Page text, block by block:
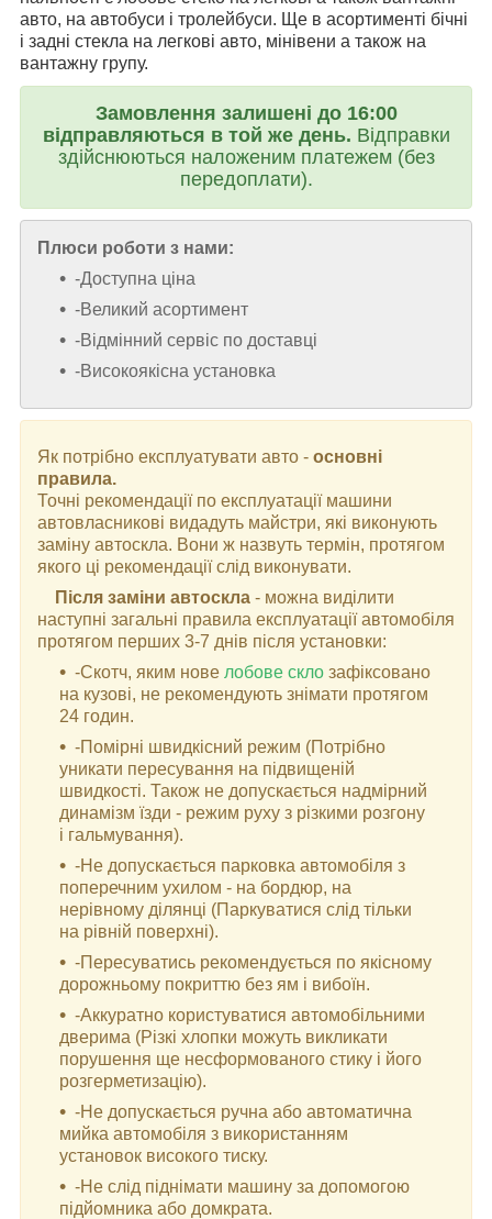
авто, на автобуси і тролейбуси. Ще в асортименті бічні
і задні стекла на легкові авто, мінівени а також на
вантажну групу.
Замовлення залишені до 16:00
відправляються в той же день. Відправки
здійснюються наложеним платежем (без
передоплати).
Плюси роботи з нами:
-Доступна ціна
-Великий асортимент
-Відмінний сервіс по доставці
-Високоякісна установка
Як потрібно експлуатувати авто - основні
правила.
Точні рекомендації по експлуатації машини
автовласникові видадуть майстри, які виконують
заміну автоскла. Вони ж назвуть термін, протягом
якого ці рекомендації слід виконувати.
Після заміни автоскла - можна виділити
наступні загальні правила експлуатації автомобіля
протягом перших 3-7 днів після установки:
-Скотч, яким нове лобове скло зафіксовано
на кузові, не рекомендують знімати протягом
24 годин.
-Помірні швидкісний режим (Потрібно
уникати пересування на підвищеній
швидкості. Також не допускається надмірний
динамізм їзди - режим руху з різкими розгону
і гальмування).
-Не допускається парковка автомобіля з
поперечним ухилом - на бордюр, на
нерівному ділянці (Паркуватися слід тільки
на рівній поверхні).
-Пересуватись рекомендується по якісному
дорожньому покриттю без ям і вибоїн.
-Аккуратно користуватися автомобільними
дверима (Різкі хлопки можуть викликати
порушення ще несформованого стику і його
розгерметизацію).
-Не допускається ручна або автоматична
мийка автомобіля з використанням
установок високого тиску.
-Не слід піднімати машину за допомогою
підйомника або домкрата.